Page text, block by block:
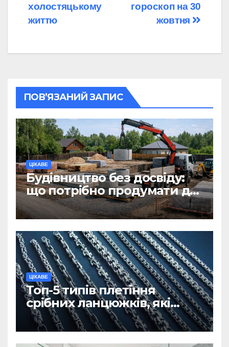
гороскоп на 30
жовтня
холостяцькому
життю
ПОВ’ЯЗАНИЙ ЗАПИС
ЦІКАВЕ
Будівництво без досвіду:
що потрібно продумати до
першої доставки на
ділянку
ЦІКАВЕ
Топ-5 типів плетіння
срібних ланцюжків, які
вважаються
найнадійнішими